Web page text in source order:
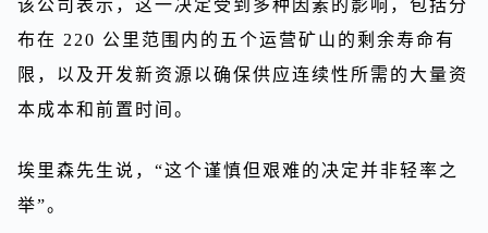
该公司表示，这一决定受到多种因素的影响，包括分
布在 220 公里范围内的五个运营矿山的剩余寿命有
限，以及开发新资源以确保供应连续性所需的大量资
本成本和前置时间。
埃里森先生说，“这个谨慎但艰难的决定并非轻率之
举”。